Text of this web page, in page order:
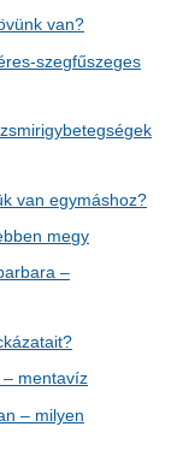
van?
szegfűszeges
van egymáshoz?
megy
–
– mentavíz
– milyen